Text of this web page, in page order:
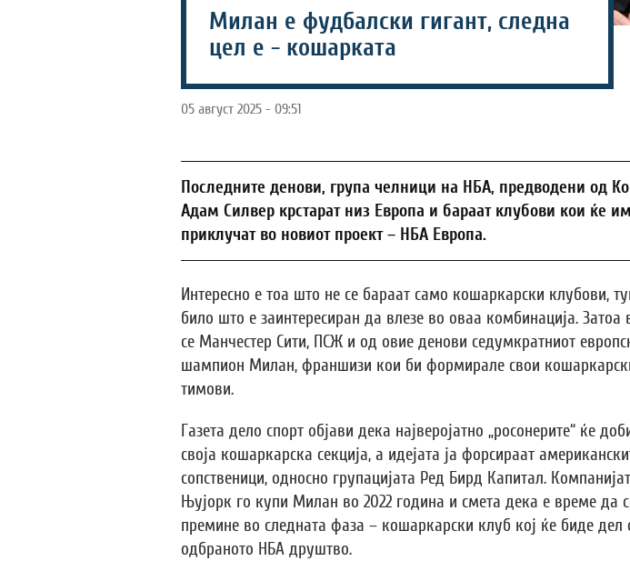
Милан е фудбалски гигант, следна
цел е - кошарката
05 август 2025 - 09:51
Последните денови, група челници на НБА, предводени од
Адам Силвер крстарат низ Европа и бараат клубови кои ќе
приклучат во новиот проект – НБА Европа.
Интересно е тоа што не се бараат само кошаркарски клубови,
било што е заинтересиран да влезе во оваа комбинација. Затоа
се Манчестер Сити, ПСЖ и од овие денови седумкратниот
шампион Милан, франшизи кои би формирале свои
тимови.
Газета дело спорт објави дека најверојатно „росонерите“ ќе
своја кошаркарска секција, а идејата ја форсираат
сопственици, односно групацијата Ред Бирд Капитал.
Њујорк го купи Милан во 2022 година и смета дека е време да
премине во следната фаза – кошаркарски клуб кој ќе биде дел
одбраното НБА друштво.